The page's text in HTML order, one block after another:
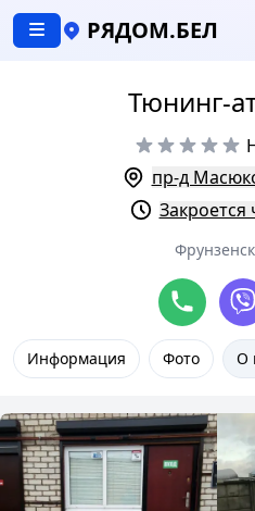
РЯДОМ.БЕЛ
Тюнинг-
пр-д
Закроется
Информация Фото О